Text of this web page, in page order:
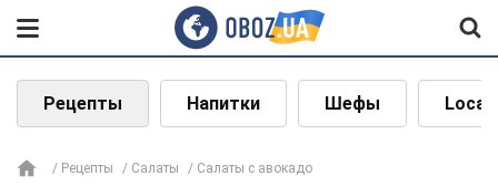
Рецепты Напитки Шефы Local
Рецепты Салаты
Салаты с авокадо